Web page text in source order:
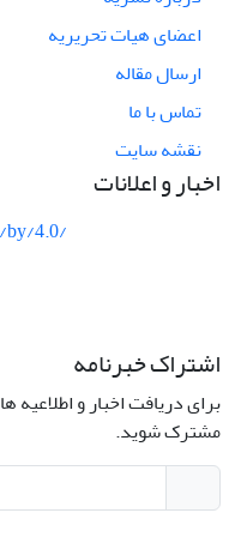
اعضای هیات تحریریه
ارسال مقاله
تماس با ما
نقشه سایت
اخبار و اعلانات
by/4.0/
اشتراک خبرنامه
برای دریافت اخبار و
مشترک شوید.